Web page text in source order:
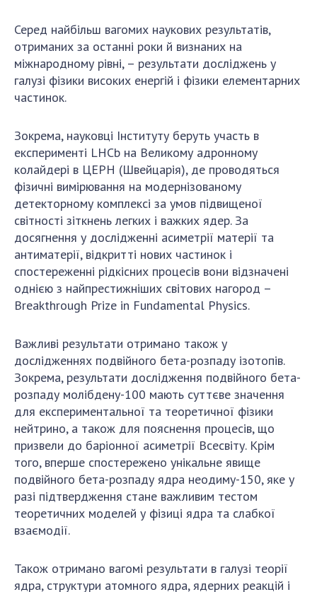
Серед найбільш вагомих наукових результатів,
отриманих за останні роки й визнаних на
міжнародному рівні, – результати досліджень у
галузі фізики високих енергій і фізики елементарних
частинок.
Зокрема, науковці Інституту беруть участь в
експерименті LHCb на Великому адронному
колайдері в ЦЕРН (Швейцарія), де проводяться
фізичні вимірювання на модернізованому
детекторному комплексі за умов підвищеної
світності зіткнень легких і важких ядер. За
досягнення у дослідженні асиметрії матерії та
антиматерії, відкритті нових частинок і
спостереженні рідкісних процесів вони відзначені
однією з найпрестижніших світових нагород –
Breakthrough Prize in Fundamental Physics.
Важливі результати отримано також у
дослідженнях подвійного бета-розпаду ізотопів.
Зокрема, результати дослідження подвійного бета-
розпаду молібдену-100 мають суттєве значення
для експериментальної та теоретичної фізики
нейтрино, а також для пояснення процесів, що
призвели до баріонної асиметрії Всесвіту. Крім
того, вперше спостережено унікальне явище
подвійного бета-розпаду ядра неодиму-150, яке у
разі підтвердження стане важливим тестом
теоретичних моделей у фізиці ядра та слабкої
взаємодії.
Також отримано вагомі результати в галузі теорії
ядра, структури атомного ядра, ядерних реакцій і